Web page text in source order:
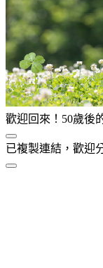
歡迎回來！50歲後
已複製連結，歡迎